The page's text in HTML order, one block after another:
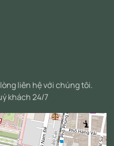
liên hệ với chúng tôi.
khách 24/7